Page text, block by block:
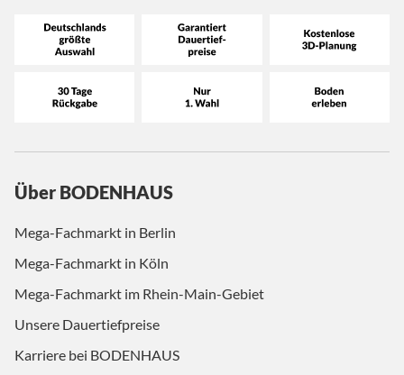
Über BODENHAUS
Mega-Fachmarkt in Berlin
Mega-Fachmarkt in Köln
Mega-Fachmarkt im Rhein-Main-Gebiet
Unsere Dauertiefpreise
Karriere bei BODENHAUS